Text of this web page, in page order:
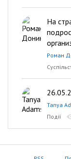
На
Роман
Tanya
Події